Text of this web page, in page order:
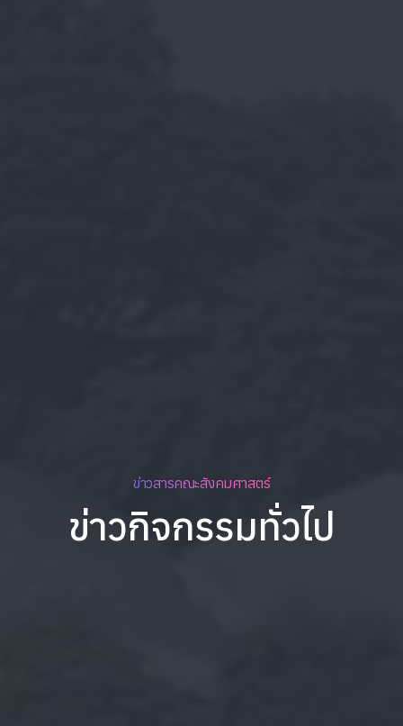
ข่าวสารคณะสังคมศาสตร์
ข่าวกิจกรรมทั่วไป